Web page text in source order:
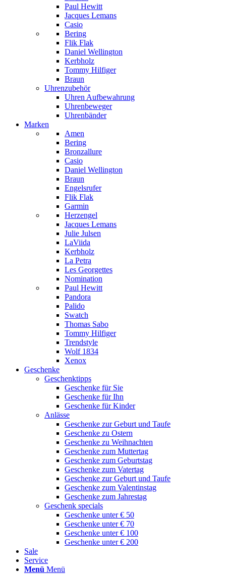
Paul Hewitt
Jacques Lemans
Casio
Bering
Flik Flak
Daniel Wellington
Kerbholz
Tommy Hilfiger
Braun
Uhrenzubehör
Uhren Aufbewahrung
Uhrenbeweger
Uhrenbänder
Marken
Amen
Bering
Bronzallure
Casio
Daniel Wellington
Braun
Engelsrufer
Flik Flak
Garmin
Herzengel
Jacques Lemans
Julie Julsen
LaViida
Kerbholz
La Petra
Les Georgettes
Nomination
Paul Hewitt
Pandora
Palido
Swatch
Thomas Sabo
Tommy Hilfiger
Trendstyle
Wolf 1834
Xenox
Geschenke
Geschenktipps
Geschenke für Sie
Geschenke für Ihn
Geschenke für Kinder
Anlässe
Geschenke zur Geburt und Taufe
Geschenke zu Ostern
Geschenke zu Weihnachten
Geschenke zum Muttertag
Geschenke zum Geburtstag
Geschenke zum Vatertag
Geschenke zur Geburt und Taufe
Geschenke zum Valentinstag
Geschenke zum Jahrestag
Geschenk specials
Geschenke unter € 50
Geschenke unter € 70
Geschenke unter € 100
Geschenke unter € 200
Sale
Service
Menü Menü